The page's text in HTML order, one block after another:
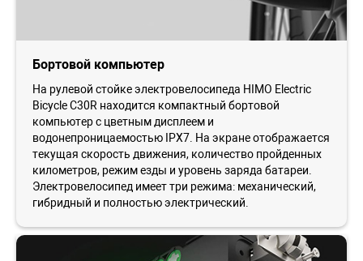
Бортовой компьютер
На рулевой стойке электровелосипеда HIMO Electric
Bicycle C30R находится компактный бортовой
компьютер с цветным дисплеем и
водонепроницаемостью IPX7. На экране отображается
текущая скорость движения, количество пройденных
километров, режим езды и уровень заряда батареи.
Электровелосипед имеет три режима: механический,
гибридный и полностью электрический.